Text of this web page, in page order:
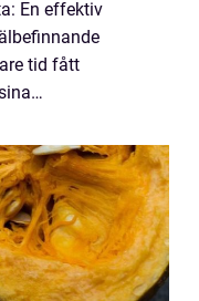
En effektiv
tid fått
vi att